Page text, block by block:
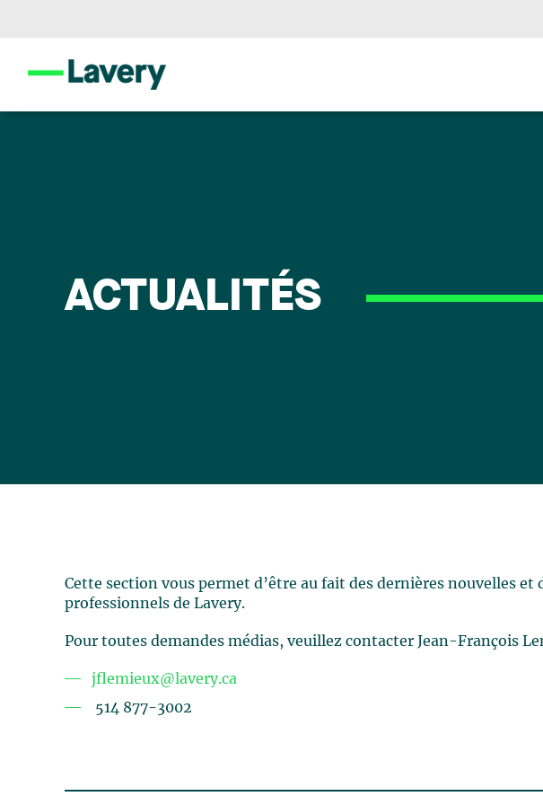
ACTUALITÉS
Cette section vous permet d’être au fait des dernières nouvelles
professionnels de Lavery.
Pour toutes demandes médias, veuillez contacter Jean-François
jflemieux@lavery.ca
514 877-3002